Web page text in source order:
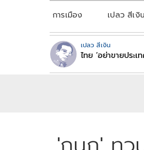
การเมือง เปลว สีเงิน
เปลว สีเงิน
ไทย ‘อย่าขายประเท